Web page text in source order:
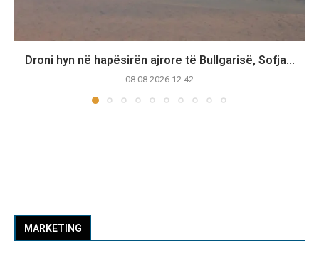
Droni hyn në hapësirën ajrore të Bullgarisë, Sofja...
08.08.2026 12:42
MARKETING